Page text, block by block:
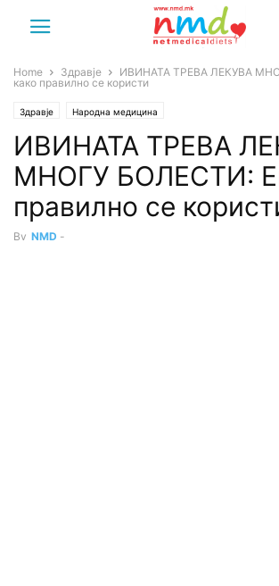
Home Здравје
ИВИНАТА ТРЕВА ЛЕКУВА
како правилно се користи
Здравје Народна медицина
ИВИНАТА ТРЕВА
МНОГУ БОЛЕСТИ:
правилно се
By NMD -